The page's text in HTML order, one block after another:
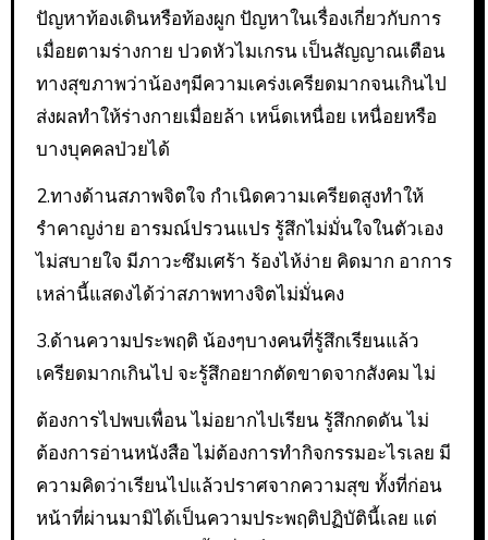
ปัญหาท้องเดินหรือท้องผูก ปัญหาในเรื่องเกี่ยวกับการ
เมื่อยตามร่างกาย ปวดหัวไมเกรน เป็นสัญญาณเตือน
ทางสุขภาพว่าน้องๆมีความเคร่งเครียดมากจนเกินไป
ส่งผลทำให้ร่างกายเมื่อยล้า เหน็ดเหนื่อย เหนื่อยหรือ
บางบุคคลป่วยได้
2.ทางด้านสภาพจิตใจ กำเนิดความเครียดสูงทำให้
รำคาญง่าย อารมณ์ปรวนแปร รู้สึกไม่มั่นใจในตัวเอง
ไม่สบายใจ มีภาวะซึมเศร้า ร้องไห้ง่าย คิดมาก อาการ
เหล่านี้แสดงได้ว่าสภาพทางจิตไม่มั่นคง
3.ด้านความประพฤติ น้องๆบางคนที่รู้สึกเรียนแล้ว
เครียดมากเกินไป จะรู้สึกอยากตัดขาดจากสังคม ไม่
ต้องการไปพบเพื่อน ไม่อยากไปเรียน รู้สึกกดดัน ไม่
ต้องการอ่านหนังสือ ไม่ต้องการทำกิจกรรมอะไรเลย มี
ความคิดว่าเรียนไปแล้วปราศจากความสุข ทั้งที่ก่อน
หน้าที่ผ่านมามิได้เป็นความประพฤติปฏิบัตินี้เลย แต่